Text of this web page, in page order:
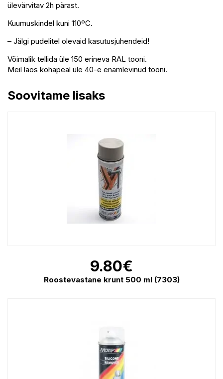
ülevärvitav 2h pärast.
Kuumuskindel kuni 110ºC.
– Jälgi pudelitel olevaid kasutusjuhendeid!
Võimalik tellida üle 150 erineva RAL tooni.
Meil laos kohapeal üle 40-e enamlevinud tooni.
Soovitame lisaks
9.80€
Roostevastane krunt 500 ml (7303)